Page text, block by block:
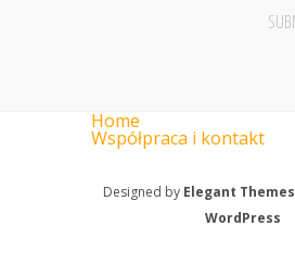
Home
Współpraca i kontakt
Designed by Elegant Themes
WordPress